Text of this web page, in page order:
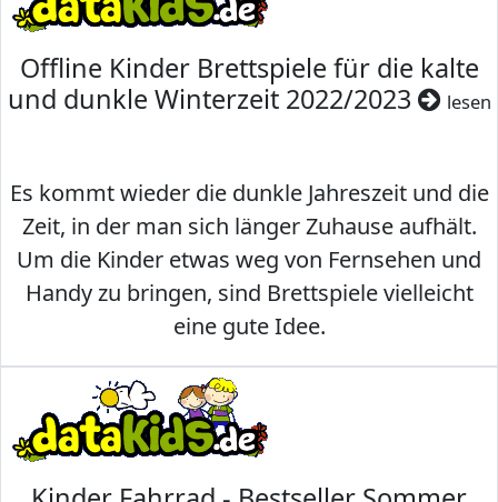
Offline Kinder Brettspiele für die kalte
und dunkle Winterzeit 2022/2023
lesen
Es kommt wieder die dunkle Jahreszeit und die
Zeit, in der man sich länger Zuhause aufhält.
Um die Kinder etwas weg von Fernsehen und
Handy zu bringen, sind Brettspiele vielleicht
eine gute Idee.